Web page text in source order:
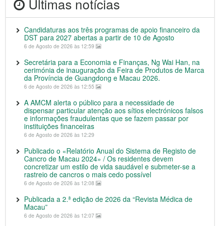
Candidaturas aos três programas de apoio financeiro da
DST para 2027 abertas a partir de 10 de Agosto
6 de Agosto de 2026 às 12:59
Secretária para a Economia e Finanças, Ng Wai Han, na
cerimónia de inauguração da Feira de Produtos de Marca
da Província de Guangdong e Macau 2026.
6 de Agosto de 2026 às 12:55
A AMCM alerta o público para a necessidade de
dispensar particular atenção aos sítios electrónicos falsos
e informações fraudulentas que se fazem passar por
instituições financeiras
6 de Agosto de 2026 às 12:29
Publicado o «Relatório Anual do Sistema de Registo de
Cancro de Macau 2024» / Os residentes devem
concretizar um estilo de vida saudável e submeter-se a
rastreio de cancros o mais cedo possível
6 de Agosto de 2026 às 12:08
Publicada a 2.ª edição de 2026 da “Revista Médica de
Macau”
6 de Agosto de 2026 às 12:07